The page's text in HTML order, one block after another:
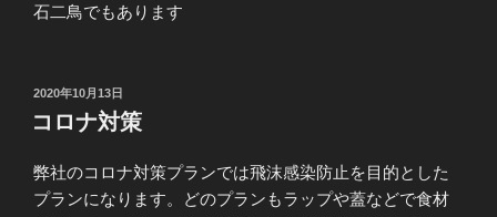
石二鳥でもあります
投
日:
2020年10月13日
コロナ対策
弊社のコロナ対策プランでは飛沫感染防止を目的とした
プランになります。どのプランもラップや蓋などで食材